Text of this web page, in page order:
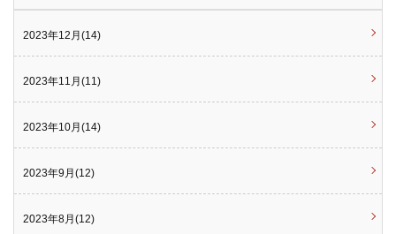
2023年12月(14)
2023年11月(11)
2023年10月(14)
2023年9月(12)
2023年8月(12)